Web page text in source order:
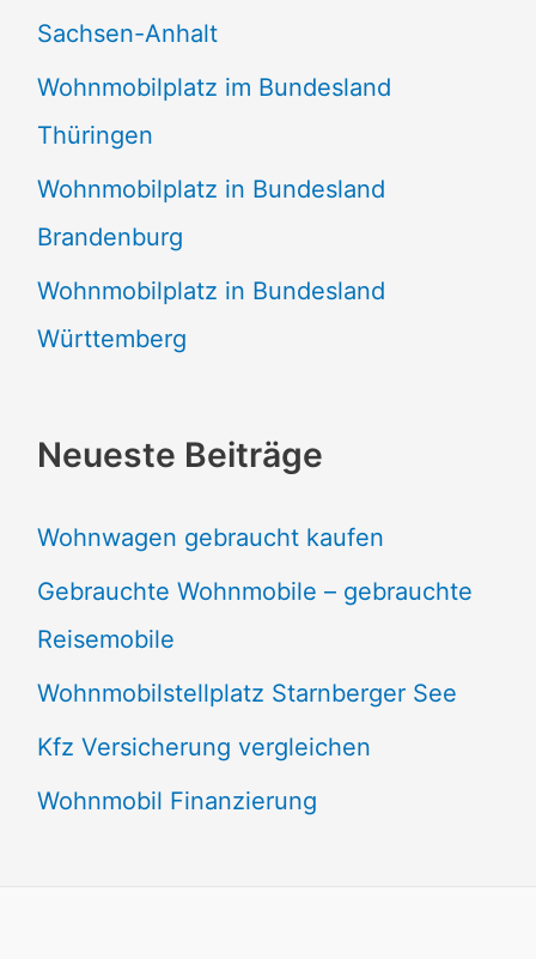
Sachsen-Anhalt
Wohnmobilplatz im Bundesland
Thüringen
Wohnmobilplatz in Bundesland
Brandenburg
Wohnmobilplatz in Bundesland
Württemberg
Neueste Beiträge
Wohnwagen gebraucht kaufen
Gebrauchte Wohnmobile – gebrauchte
Reisemobile
Wohnmobilstellplatz Starnberger See
Kfz Versicherung vergleichen
Wohnmobil Finanzierung